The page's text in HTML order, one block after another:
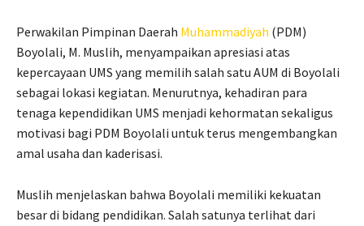
Perwakilan Pimpinan Daerah Muhammadiyah (PDM)
Boyolali, M. Muslih, menyampaikan apresiasi atas
kepercayaan UMS yang memilih salah satu AUM di Boyolali
sebagai lokasi kegiatan. Menurutnya, kehadiran para
tenaga kependidikan UMS menjadi kehormatan sekaligus
motivasi bagi PDM Boyolali untuk terus mengembangkan
amal usaha dan kaderisasi.
Muslih menjelaskan bahwa Boyolali memiliki kekuatan
besar di bidang pendidikan. Salah satunya terlihat dari